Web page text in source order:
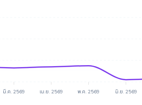
มี.ค. 2569 เม.ย. 2569 พ.ค. 2569 มิ.ย. 2569